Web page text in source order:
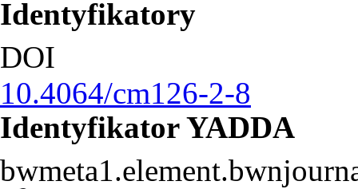
Identyfikatory
DOI
10.4064/cm126-2-8
Identyfikator YADDA